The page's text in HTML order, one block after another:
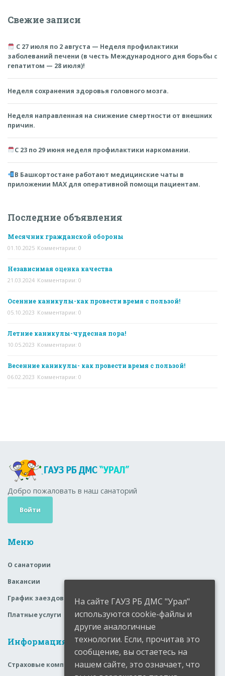
Свежие записи
С 27 июля по 2 августа — Неделя профилактики
заболеваний печени (в честь Международного дня борьбы с
гепатитом — 28 июля)!
Неделя сохранения здоровья головного мозга.
Неделя направленная на снижение смертности от внешних
причин.
С 23 по 29 июня неделя профилактики наркомании.
В Башкортостане работают медицинские чаты в
приложении MAX для оперативной помощи пациентам.
Последние объявления
Месячник гражданской обороны
01.10.2025 Комментарии: 0
Независимая оценка качества
21.03.2024 Комментарии: 0
Осенние каникулы-как провести время с пользой!
05.10.2023 Комментарии: 0
Летние каникулы-чудесная пора!
10.05.2023 Комментарии: 0
Весенние каникулы- как провести время с пользой!
06.02.2023 Комментарии: 0
Добро пожаловать в наш санаторий
Войти
Меню
О санатории
Вакансии
График заездов
Платные услуги
Информация
Страховые компании
На сайте ГАУЗ РБ ДМС "Урал"
используются cookie-файлы и
другие аналогичные
технологии. Если, прочитав это
сообщение, вы остаетесь на
нашем сайте, это означает, что